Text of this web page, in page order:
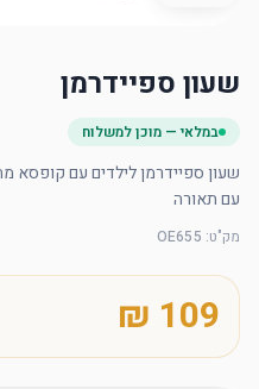
שעון ספיידרמן
במלאי — מוכן למשלוח
עם תאורה
מק"ט:
OE655